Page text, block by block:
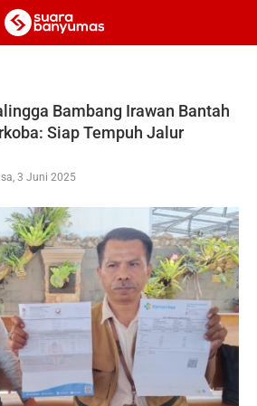
Bambang Irawan Bantah
Siap Tempuh Jalur
3 Juni 2025